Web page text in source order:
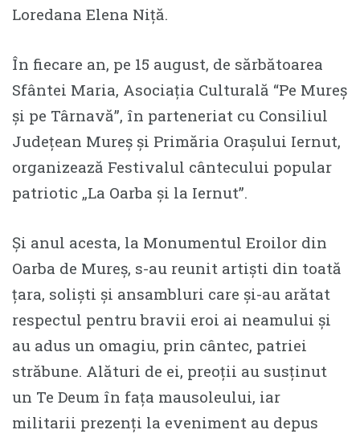
Loredana Elena Niță.
În fiecare an, pe 15 august, de sărbătoarea
Sfântei Maria, Asociația Culturală “Pe Mureș
și pe Târnavă”, în parteneriat cu Consiliul
Județean Mureș și Primăria Orașului Iernut,
organizează Festivalul cântecului popular
patriotic „La Oarba și la Iernut”.
Și anul acesta, la Monumentul Eroilor din
Oarba de Mureș, s-au reunit artiști din toată
țara, soliști și ansambluri care și-au arătat
respectul pentru bravii eroi ai neamului și
au adus un omagiu, prin cântec, patriei
străbune. Alături de ei, preoții au susținut
un Te Deum în fața mausoleului, iar
militarii prezenți la eveniment au depus